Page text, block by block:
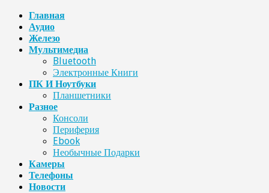
Главная
Аудио
Железо
Мультимедиа
Bluetooth
Электронные Книги
ПК И Ноутбуки
Планшетники
Разное
Консоли
Периферия
Ebook
Необычные Подарки
Камеры
Телефоны
Новости